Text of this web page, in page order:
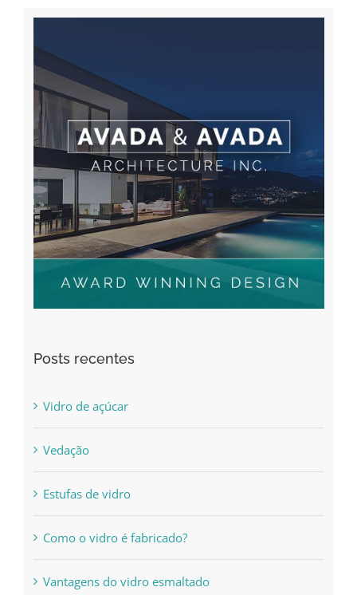
Posts recentes
Vidro de açúcar
Vedação
Estufas de vidro
Como o vidro é fabricado?
Vantagens do vidro esmaltado